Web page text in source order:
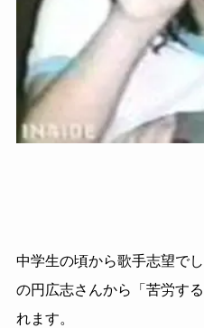
中学生の頃から歌手志望で
の円広志さんから「苦労す
れます。